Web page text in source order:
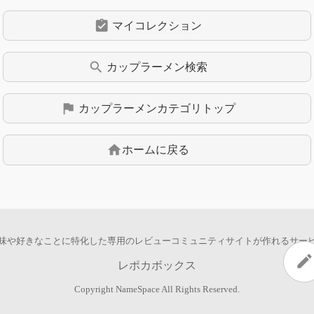
edit
assignment_turned_in マイコレクション
search カップラーメン検索
flag カップラーメンカテゴリトップ
homeホームに戻る
や好きなことに特化した専用のレビューコミュニティサイトが作れるサー
レポカボックス
Copyright NameSpaceAll Rights Reserved.